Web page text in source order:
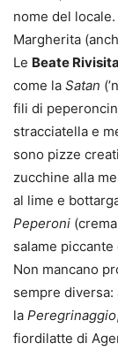
nome del locale.
Margherita
Le Beate
come la Satan
fili di
stracciatella e
sono pizze
zucchine alla
al lime e
Peperoni
salame
Non mancano
sempre
la Peregrinaggio
fiordilatte di